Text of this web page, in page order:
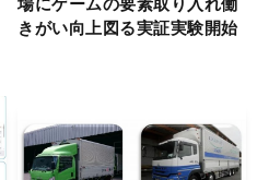
きがい向上図る実証実験開始